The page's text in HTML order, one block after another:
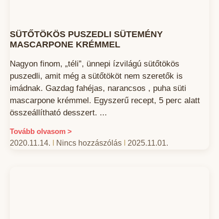
SÜTŐTÖKÖS PUSZEDLI SÜTEMÉNY
MASCARPONE KRÉMMEL
Nagyon finom, „téli”, ünnepi ízvilágú sütőtökös
puszedli, amit még a sütőtököt nem szeretők is
imádnak. Gazdag fahéjas, narancsos , puha süti
mascarpone krémmel. Egyszerű recept, 5 perc alatt
összeállítható desszert.
Tovább olvasom >
2020.11.14.
Nincs hozzászólás 2025.11.01.